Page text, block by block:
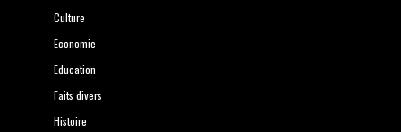
Culture
Economie
Education
Faits divers
Histoire